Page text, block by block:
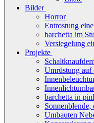
Bilder
Horror
Entrostung
barchetta im
Versiegelung
Projekte
Umrüstung auf
barchetta in
Umbauten